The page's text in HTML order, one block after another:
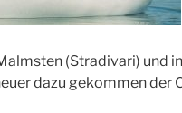
(Stradivari) und
dazu gekommen der